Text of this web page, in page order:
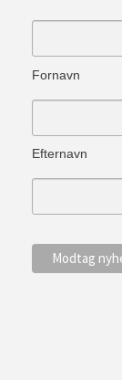
Fornavn
Efternavn